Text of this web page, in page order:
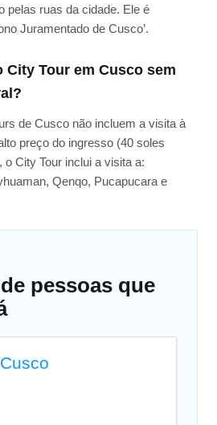
pelas ruas da cidade. Ele é
Juramentado de Cusco’.
City Tour em Cusco sem
de Cusco não incluem a visita à
preço do ingresso (40 soles
o City Tour inclui a visita a:
Qenqo, Pucapucara e
pessoas que